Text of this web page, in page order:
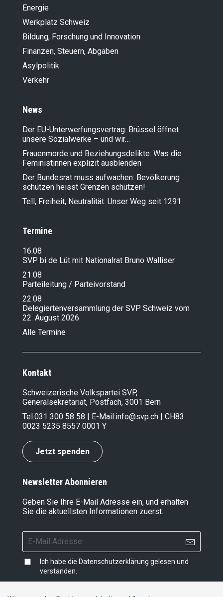
Energie
Werkplatz Schweiz
Bildung, Forschung und Innovation
Finanzen, Steuern, Abgaben
Asylpolitik
Verkehr
News
Der EU-Unterwerfungsvertrag: Brüssel öffnet
unsere Sozialwerke – und wir…
Frauenmorde und Beziehungsdelikte: Was die
Feministinnen explizit ausblenden
Der Bundesrat muss aufwachen: Bevölkerung
schützen heisst Grenzen schützen!
Tell, Freiheit, Neutralität: Unser Weg seit 1291
Termine
16.08
SVP bi de Lüt mit Nationalrat Bruno Walliser
21.08
Parteileitung / Parteivorstand
22.08
Delegiertenversammlung der SVP Schweiz vom
22. August 2026
Alle Termine
Kontakt
Schweizerische Volkspartei SVP,
Generalsekretariat, Postfach, 3001 Bern
Tel.031 300 58 58 | E-Mail:info@svp.ch | CH83
0023 5235 8557 0001 Y
Jetzt spenden
Newsletter Abonnieren
Geben Sie Ihre E-Mail Adresse ein, und erhalten
Sie die aktuellsten Informationen zuerst.
Ich habe die Datenschutzerklärung gelesen und
verstanden.